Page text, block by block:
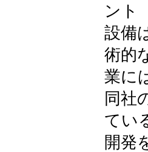
ント
設備
術的
業に
同社
てい
開発